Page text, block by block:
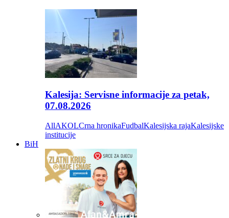
Kalesija: Servisne informacije za petak,
07.08.2026
AllAKOLCrna hronikaFudbalKalesijska rajaKalesijske
institucije
BiH